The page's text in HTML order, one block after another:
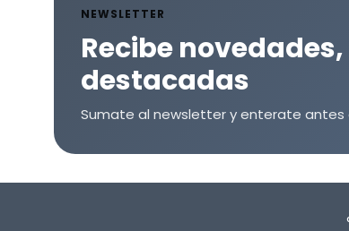
NEWSLETTER
Recibe
destacadas
Sumate al newsletter y enterate antes